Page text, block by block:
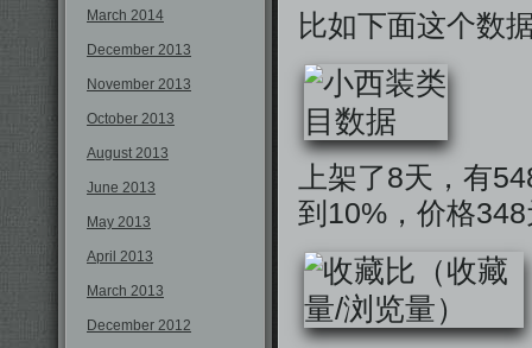
March 2014
December 2013
November 2013
October 2013
August 2013
June 2013
May 2013
April 2013
March 2013
December 2012
比如下面这个数
上架了8天，有
到10%，价格